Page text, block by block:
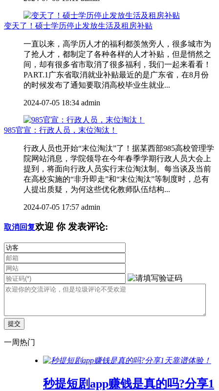
变天了！硕士学历停止发放生活及租房补贴
一直以来，高学历人才的福利都羡煞旁人，很多城市为
了抢人才，都制定了各种各样的人才补贴，但是悄然之
间，却有很多省市取消了很多福利，我们一起来看看！
PART.1广东省取消就业补贴最近的是广东省，在8月份
的时候发布了通知要取消高校毕业生就业...
2024-07-05 18:34 admin
985官宣：行政人员，末位淘汰！
行政人员也开始“末位淘汰”了！据某西部985高校管理学
院网站消息，学院领导在今年春季学期行政人员大会上
提到，将面向行政人员实行末位淘汰制。每当谈及当前
在高校实施的“非升即走”和“末位淘汰”等制度时，总有
人提出质疑，为何这些优化教师队伍结构...
2024-07-05 17:57 admin
取消回复欢迎 你发表评论:
一周热门
秒提短剧app赚钱是真的吗?分享1